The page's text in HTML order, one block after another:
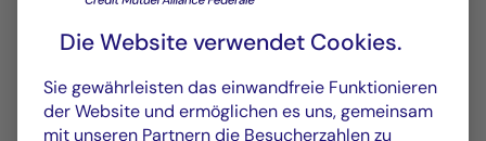
Die Website verwendet Cookies.
Sie gewährleisten das einwandfreie Funktionieren
der Website und ermöglichen es uns, gemeinsam
mit unseren Partnern die Besucherzahlen zu